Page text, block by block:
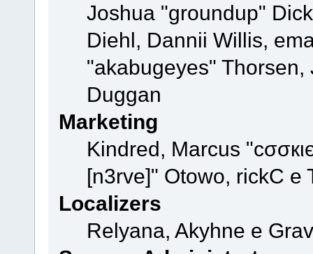
Joshua "groundup"
Diehl, Dannii Willis,
"akabugeyes"
Duggan
Marketing
Kindred, Marcus
[n3rve]" Otowo, rickC e
Localizers
Relyana, Akyhne e